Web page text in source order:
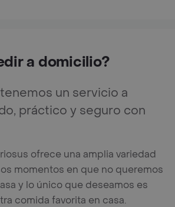
a domicilio?
un servicio a
práctico y seguro con
ofrece una amplia variedad
momentos en que no queremos
y lo único que deseamos es
comida favorita en casa.